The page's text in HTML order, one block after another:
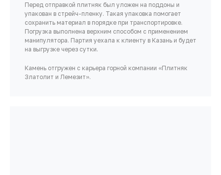
Перед отправкой плитняк был уложен на поддоны и
упакован в стрейч-пленку. Такая упаковка помогает
сохранить материал в порядке при транспортировке.
Погрузка выполнена верхним способом с применением
манипулятора. Партия уехала к клиенту в Казань и будет
на выгрузке через сутки.
Камень отгружен с карьера горной компании «Плитняк
Златолит и Лемезит».